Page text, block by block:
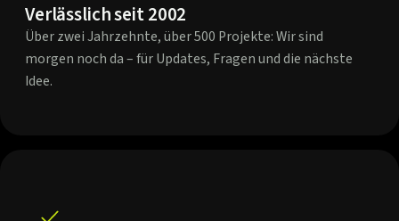
Verlässlich seit 2002
Über zwei Jahrzehnte, über 500 Projekte: Wir sind
morgen noch da – für Updates, Fragen und die nächste
Idee.